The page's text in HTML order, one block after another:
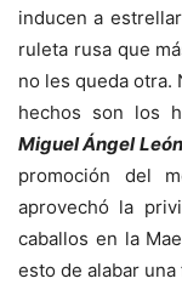
inducen a
ruleta rusa que
no les queda otra.
hechos son los
Miguel Ángel León
promoción del
aprovechó la
caballos en la
esto de alabar